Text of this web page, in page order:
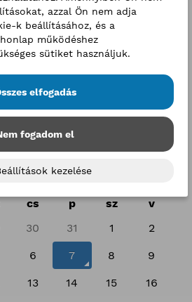
cs p sz
v
30 31 1 2
6 7 8 9
13 14 15 16
azzal Ön nem adja
k beállításához, és a
működéshez
sütiket használjuk.
elfogadás
fogadom el
kezelése